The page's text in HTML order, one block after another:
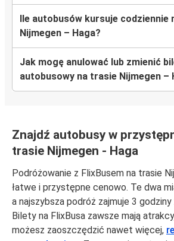
Ile autobusów kursuje codziennie
Nijmegen – Haga?
Jak mogę anulować lub zmienić
autobusowy na trasie Nijmegen –
Znajdź autobusy w
trasie Nijmegen - Haga
Podróżowanie z FlixBusem na trasie
łatwe i przystępne cenowo. Te dwa
a najszybsza podróż zajmuje 3 godziny
Bilety na FlixBusa zawsze mają
możesz zaoszczędzić nawet więcej,